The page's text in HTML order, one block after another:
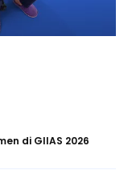
di GIIAS 2026